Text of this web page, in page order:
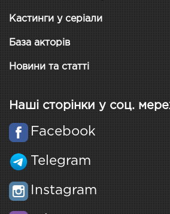
Кастинги у серіали
База акторів
Новини та статті
Наші сторінки у соц.
Facebook
Telegram
Instagram